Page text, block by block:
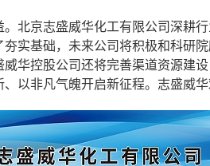
北京志盛威华化工有限公司深耕
实基础，未来公司将积极和科研
华控股公司还将完善渠道资源建
以非凡气魄开启新征程。志盛威